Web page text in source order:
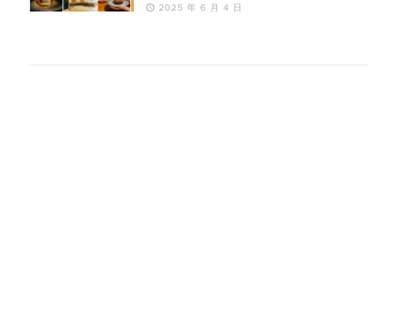
2025 年 6 月 4 日